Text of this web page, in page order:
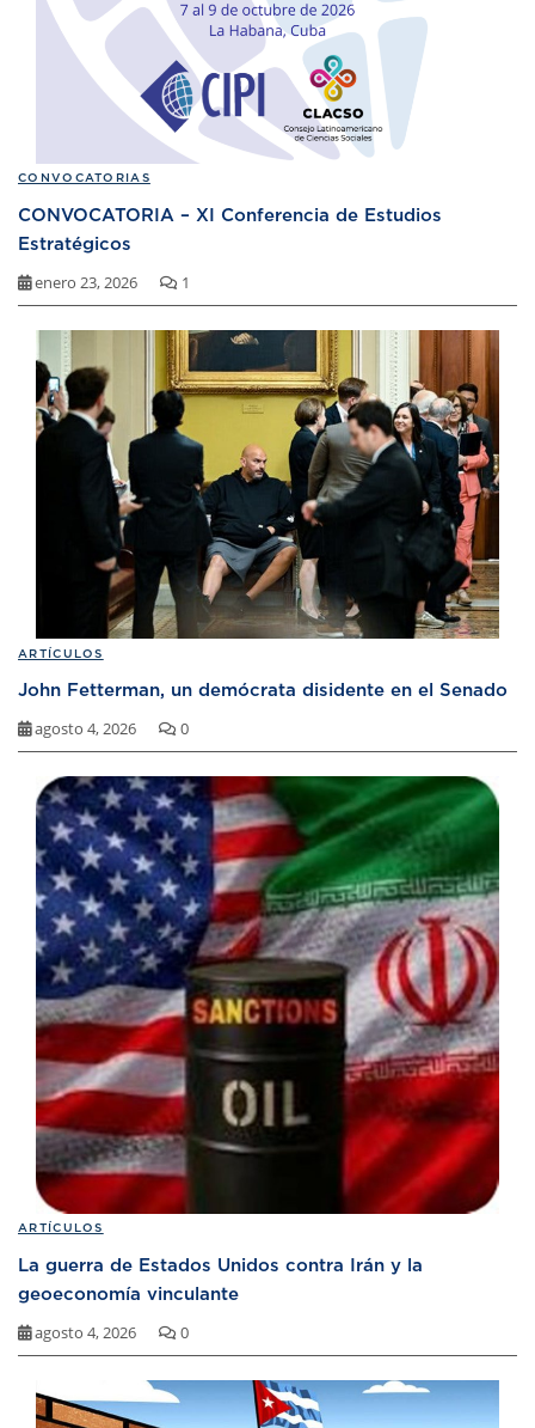
CONVOCATORIAS
CONVOCATORIA – XI Conferencia de Estudios
Estratégicos
enero 23, 2026 1
ARTÍCULOS
John Fetterman, un demócrata disidente en el Senado
agosto 4, 2026 0
ARTÍCULOS
La guerra de Estados Unidos contra Irán y la
geoeconomía vinculante
agosto 4, 2026 0